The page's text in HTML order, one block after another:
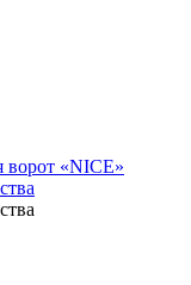
ворот «NICE»